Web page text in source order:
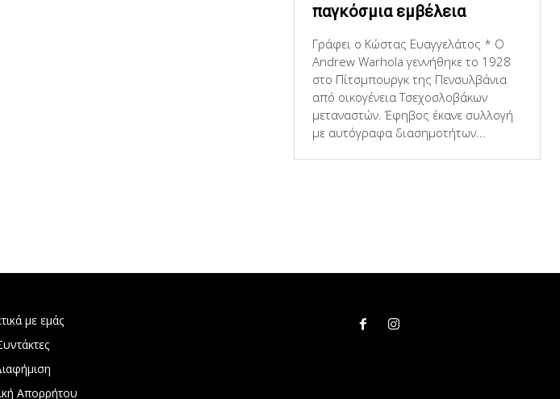
παγκόσμια εμβέλεια
Γράφει ο Κώστας Ευαγγελάτος * Ο
Andrew Warhola γεννήθηκε το 1928
στο Πίτσμπουργκ της Πενσυλβάνια
από οικογένεια Τσεχοσλοβάκων
μεταναστών. Έφηβος έκανε συλλογή
με αυτόγραφα διασημοτήτων...
με εμάς
Απορρήτου